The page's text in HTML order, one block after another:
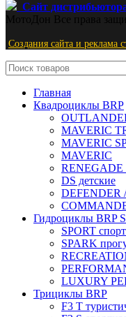
Сайт
МотоДон Все права
Создания сайта и реклама
Главная
Квадроциклы BRP
MAVERIC
MAVERIC
MAVERIC
RENEGADE
DS детские
DEFENDER
Гидроциклы BRP
SPORT
SPARK
LUXURY
Трициклы BRP
F3 T